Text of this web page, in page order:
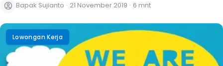
Bapak Sujianto · 21 November 2019 · 6 mnt
Lowongan Kerja